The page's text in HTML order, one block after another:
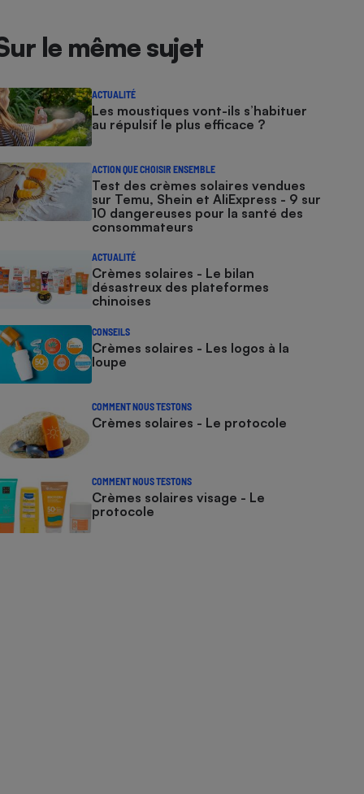
le même sujet
ACTUALITÉ
Les moustiques vont-ils s’habituer
au répulsif le plus efficace ?
ACTION QUE CHOISIR ENSEMBLE
Test des crèmes solaires vendues
sur Temu, Shein et AliExpress - 9 sur
10 dangereuses pour la santé des
consommateurs
ACTUALITÉ
Crèmes solaires - Le bilan
désastreux des plateformes
chinoises
CONSEILS
Crèmes solaires - Les logos à la
loupe
COMMENT NOUS TESTONS
Crèmes solaires - Le protocole
COMMENT NOUS TESTONS
Crèmes solaires visage - Le
protocole